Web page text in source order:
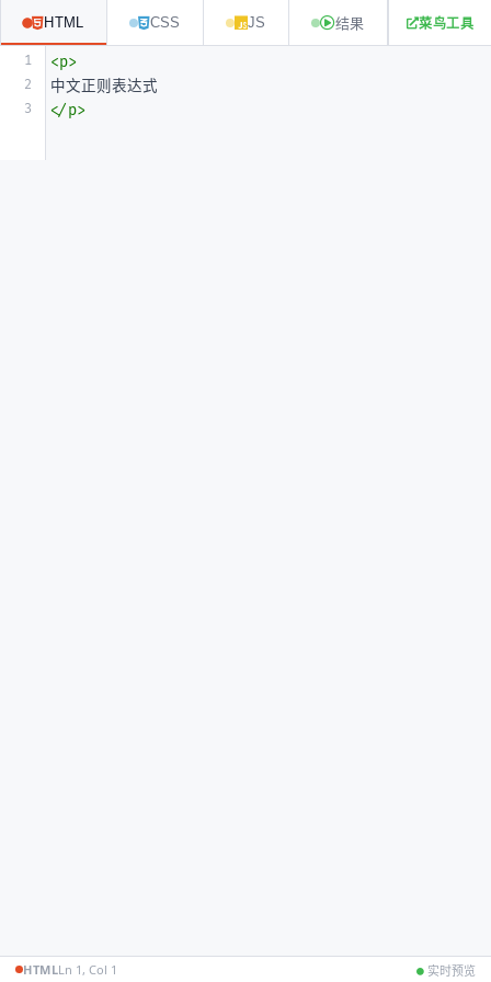
HTML CSS JS 结果 菜鸟工具
1 <p>
2 中文正则表达式
3 </p>
HTMLLn 1, Col 1 实时预览